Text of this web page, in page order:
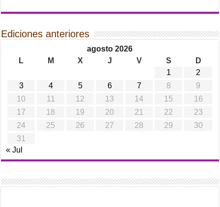
Ediciones anteriores
agosto 2026
L
M X J V S
D
1
2
3
4 5 6 7 8
9
10
11 12 13 14 15
16
17
18 19 20 21 22
23
24
25 26 27 28 29
30
31
« Jul